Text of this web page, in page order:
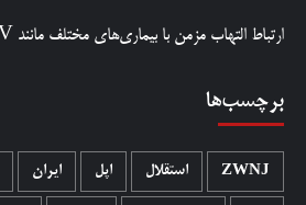
ارتباط التهاب مزمن با بیماری‌های مختلف مانند HPV
برچسب‌ها
ZWNJ استقلال اپل ایران